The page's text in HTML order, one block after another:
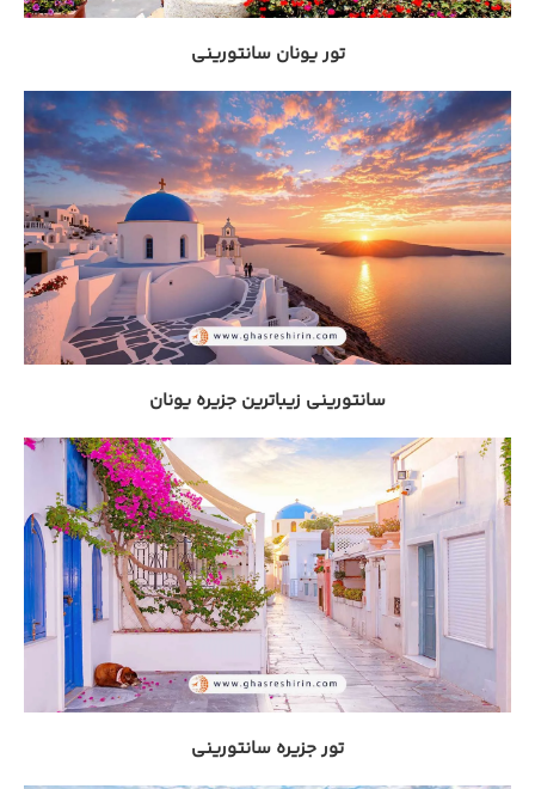
تور یونان سانتورینی
سانتورینی زیباترین جزیره یونان
تور جزیره سانتورینی